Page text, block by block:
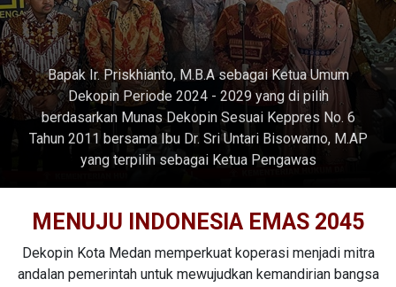
Bapak Ir. Priskhianto, M.B.A sebagai Ketua Umum
Dekopin Periode 2024 - 2029 yang di pilih
berdasarkan Munas Dekopin Sesuai Keppres No. 6
Tahun 2011 bersama Ibu Dr. Sri Untari Bisowarno, M.AP
yang terpilih sebagai Ketua Pengawas
MENUJU INDONESIA EMAS 2045
Dekopin Kota Medan memperkuat koperasi menjadi mitra
andalan pemerintah untuk mewujudkan kemandirian bangsa